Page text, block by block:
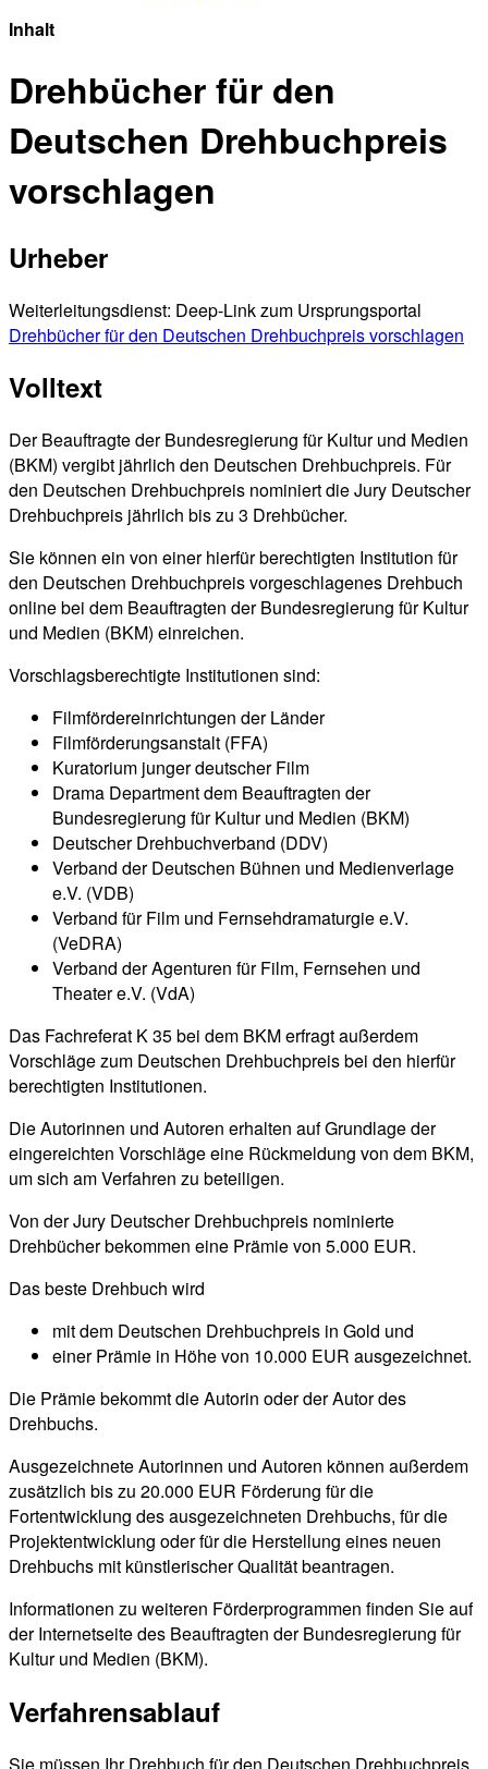
Inhalt
Drehbücher für den
Deutschen Drehbuchpreis
vorschlagen
Urheber
Weiterleitungsdienst: Deep-Link zum Ursprungsportal
Drehbücher für den Deutschen Drehbuchpreis vorschlagen
Volltext
Der Beauftragte der Bundesregierung für Kultur und Medien
(BKM) vergibt jährlich den Deutschen Drehbuchpreis. Für
den Deutschen Drehbuchpreis nominiert die Jury Deutscher
Drehbuchpreis jährlich bis zu 3 Drehbücher.
Sie können ein von einer hierfür berechtigten Institution für
den Deutschen Drehbuchpreis vorgeschlagenes Drehbuch
online bei dem Beauftragten der Bundesregierung für Kultur
und Medien (BKM) einreichen.
Vorschlagsberechtigte Institutionen sind:
Filmfördereinrichtungen der Länder
Filmförderungsanstalt (FFA)
Kuratorium junger deutscher Film
Drama Department dem Beauftragten der
Bundesregierung für Kultur und Medien (BKM)
Deutscher Drehbuchverband (DDV)
Verband der Deutschen Bühnen und Medienverlage
e.V. (VDB)
Verband für Film und Fernsehdramaturgie e.V.
(VeDRA)
Verband der Agenturen für Film, Fernsehen und
Theater e.V. (VdA)
Das Fachreferat K 35 bei dem BKM erfragt außerdem
Vorschläge zum Deutschen Drehbuchpreis bei den hierfür
berechtigten Institutionen.
Die Autorinnen und Autoren erhalten auf Grundlage der
eingereichten Vorschläge eine Rückmeldung von dem BKM,
um sich am Verfahren zu beteiligen.
Von der Jury Deutscher Drehbuchpreis nominierte
Drehbücher bekommen eine Prämie von 5.000 EUR.
Das beste Drehbuch wird
mit dem Deutschen Drehbuchpreis in Gold und
einer Prämie in Höhe von 10.000 EUR ausgezeichnet.
Die Prämie bekommt die Autorin oder der Autor des
Drehbuchs.
Ausgezeichnete Autorinnen und Autoren können außerdem
zusätzlich bis zu 20.000 EUR Förderung für die
Fortentwicklung des ausgezeichneten Drehbuchs, für die
Projektentwicklung oder für die Herstellung eines neuen
Drehbuchs mit künstlerischer Qualität beantragen.
Informationen zu weiteren Förderprogrammen finden Sie auf
der Internetseite des Beauftragten der Bundesregierung für
Kultur und Medien (BKM).
Verfahrensablauf